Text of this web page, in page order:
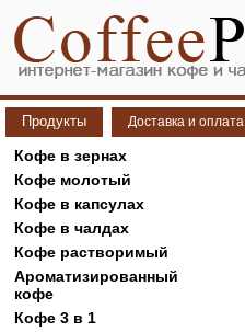
Продукты Доставка и оплата
Кофе в зернах
Кофе молотый
Кофе в капсулах
Кофе в чалдах
Кофе растворимый
Ароматизированный
кофе
Кофе 3 в 1